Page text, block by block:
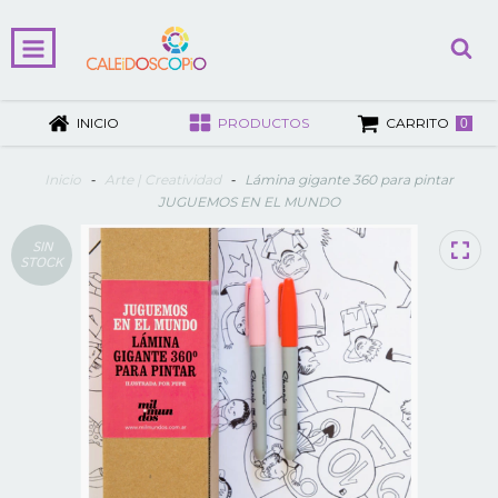
INICIO PRODUCTOS CARRITO 0
Inicio - Arte | Creatividad - Lámina gigante 360 para pintar
JUGUEMOS EN EL MUNDO
SIN
STOCK